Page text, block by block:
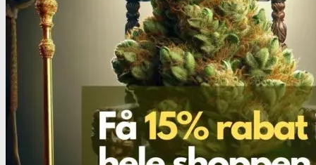
GHB/Hætter renhedstest
Ketamin
Ketamin renhedstest